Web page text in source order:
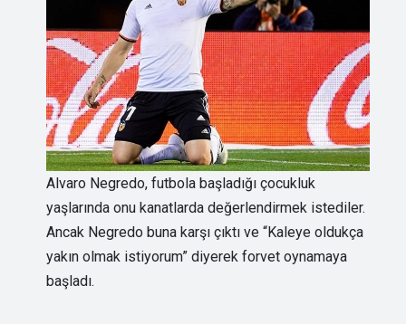
Alvaro Negredo, futbola başladığı çocukluk
yaşlarında onu kanatlarda değerlendirmek istediler.
Ancak Negredo buna karşı çıktı ve “Kaleye oldukça
yakın olmak istiyorum” diyerek forvet oynamaya
başladı.